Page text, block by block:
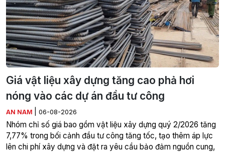
Giá vật liệu xây dựng tăng cao phả hơi
nóng vào các dự án đầu tư công
AN NAM 06-08-2026
Nhóm chỉ số giá bao gồm vật liệu xây dựng quý 2/2026 tăng
7,77% trong bối cảnh đầu tư công tăng tốc, tạo thêm áp lực
lên chi phí xây dựng và đặt ra yêu cầu bảo đảm nguồn cung,